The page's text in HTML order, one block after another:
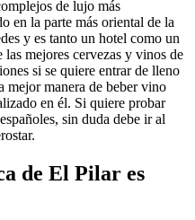
de lujo más
en la parte más oriental de la
y es tanto un hotel como un
mejores cervezas y vinos de
si se quiere entrar de lleno
mejor manera de beber vino
en él. Si quiere probar
sin duda debe ir al
de El Pilar es